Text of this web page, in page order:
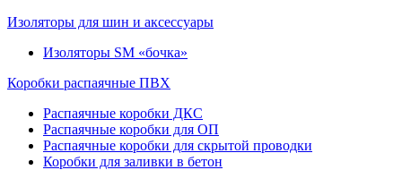
Изоляторы для шин и аксессуары
Изоляторы SM «бочка»
Коробки распаячные ПВХ
Распаячные коробки ДКС
Распаячные коробки для ОП
Распаячные коробки для скрытой проводки
Коробки для заливки в бетон